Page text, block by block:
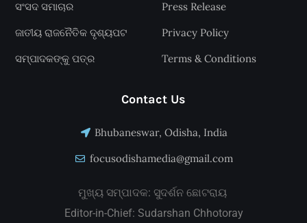
ସଂସଦ ସମାଚାର
ଜାତୀୟ ରାଜନୈତିକ ଦୃଶ୍ୟପଟ
ସମ୍ପାଦକଙ୍କୁ ପତ୍ର
Press Release
Privacy Policy
Terms & Conditions
Contact Us
Bhubaneswar, Odisha, India
focusodishamedia@gmail.com
ମୁଖ୍ୟ ସମ୍ପାଦକ: ସୁଦର୍ଶନ ଛୋଟରାୟ
Editor-in-Chief: Sudarshan Chhotoray